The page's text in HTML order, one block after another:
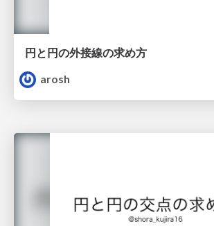
円と円の外接線の求め方
arosh